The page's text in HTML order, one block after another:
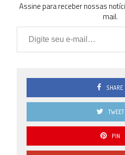
Assine para receber nossas
mail.
Digite seu e-mail…
SHARE
TWEET
PIN